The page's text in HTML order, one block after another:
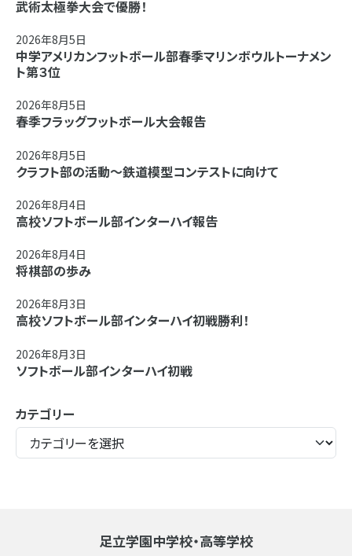
武術太極拳大会で優勝！
2026年8月5日
中学アメリカンフットボール部春季マリンボウルトーナメン
ト第３位
2026年8月5日
春季フラッグフットボール大会報告
2026年8月5日
クラフト部の活動～鉄道模型コンテストに向けて
2026年8月4日
高校ソフトボール部インターハイ報告
2026年8月4日
将棋部の歩み
2026年8月3日
高校ソフトボール部インターハイ初戦勝利！
2026年8月3日
ソフトボール部インターハイ初戦
カテゴリー
足立学園中学校・高等学校